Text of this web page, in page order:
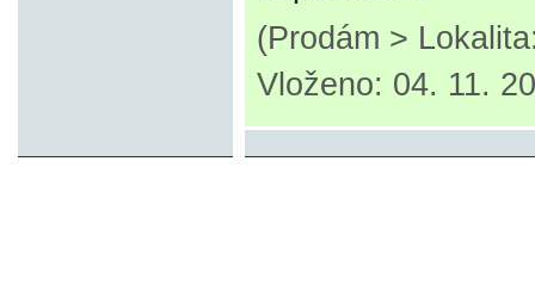
(Prodám >
Vloženo: 04. 11.